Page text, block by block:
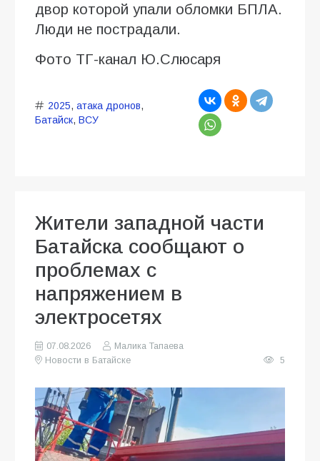
двор которой упали обломки БПЛА.
Люди не пострадали.
Фото ТГ-канал Ю.Слюсаря
2025, атака дронов,
Батайск, ВСУ
Жители западной части
Батайска сообщают о
проблемах с
напряжением в
электросетях
07.08.2026
Малика Тапаева
Новости в Батайске
5